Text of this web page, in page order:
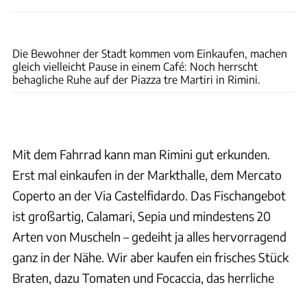
Die Bewohner der Stadt kommen vom Einkaufen, machen
gleich vielleicht Pause in einem Café: Noch herrscht
behagliche Ruhe auf der Piazza tre Martiri in Rimini.
Mit dem Fahrrad kann man Rimini gut erkunden.
Erst mal einkaufen in der Markthalle, dem Mercato
Coperto an der Via Castelfidardo. Das Fischangebot
ist großartig, Calamari, Sepia und mindestens 20
Arten von Muscheln – gedeiht ja alles hervorragend
ganz in der Nähe. Wir aber kaufen ein frisches Stück
Braten, dazu Tomaten und Focaccia, das herrliche